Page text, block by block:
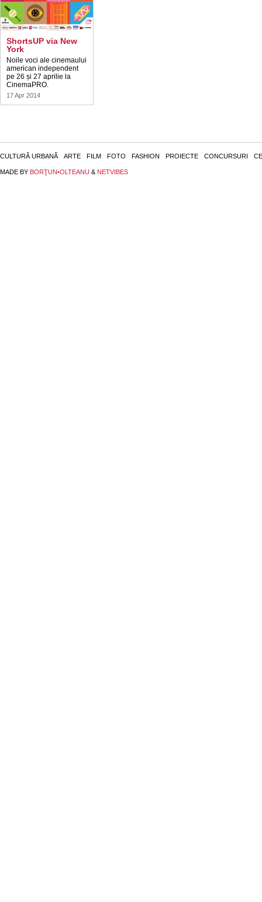
ShortsUP via New
York
Noile voci ale cinemaului
american independent
pe 26 și 27 aprilie la
CinemaPRO.
17 Apr 2014
CULTURĂ URBANĂ ARTE FILM FOTO FASHION PROIECTE CONCURSURI
MADE BY BORŢUN•OLTEANU & NETVIBES